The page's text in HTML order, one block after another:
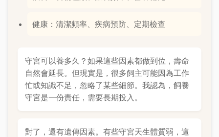
健康：清潔頻率、疾病預防、定期檢查
守宮可以養多久？如果這些因素都做到位，壽命
自然會延長。但現實是，很多飼主可能因為工作
忙或知識不足，忽略了某些細節。我認為，飼養
守宮是一份責任，需要長期投入。
對了，還有遺傳因素。有些守宮天生體質弱，這